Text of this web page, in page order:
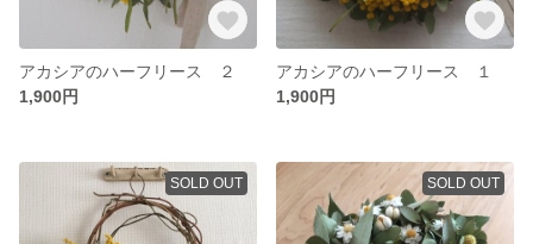
アカシアのハーフリース ２
1,900円
アカシアのハーフリース １
1,900円
SOLD OUT SOLD OUT